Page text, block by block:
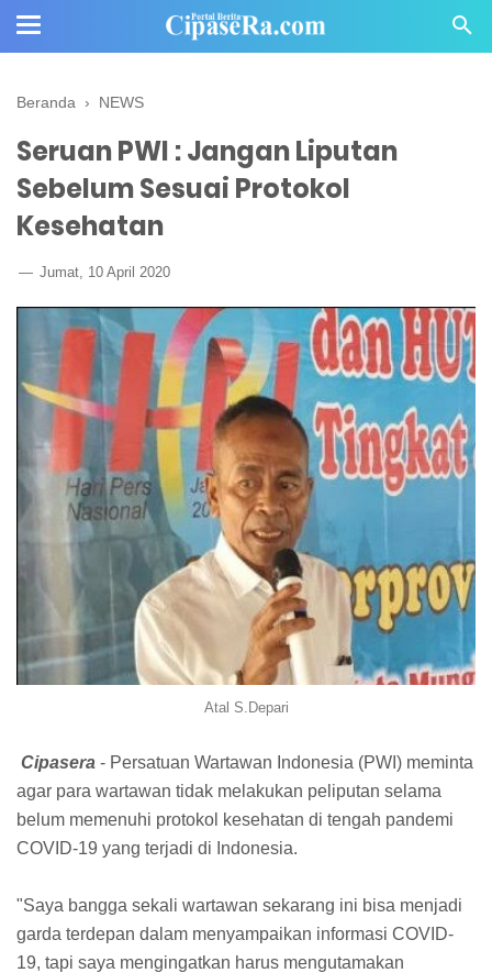
Beranda › NEWS
Seruan PWI : Jangan Liputan
Sebelum Sesuai Protokol
Kesehatan
Jumat, 10 April 2020
Atal S.Depari
Cipasera - Persatuan Wartawan Indonesia (PWI) meminta
agar para wartawan tidak melakukan peliputan selama
belum memenuhi protokol kesehatan di tengah pandemi
COVID-19 yang terjadi di Indonesia.
"Saya bangga sekali wartawan sekarang ini bisa menjadi
garda terdepan dalam menyampaikan informasi COVID-
19, tapi saya mengingatkan harus mengutamakan